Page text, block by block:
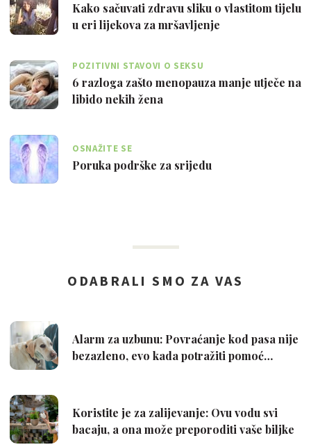
Kako sačuvati zdravu sliku o vlastitom tijelu
u eri lijekova za mršavljenje
POZITIVNI STAVOVI O SEKSU
6 razloga zašto menopauza manje utječe na
libido nekih žena
OSNAŽITE SE
Poruka podrške za srijedu